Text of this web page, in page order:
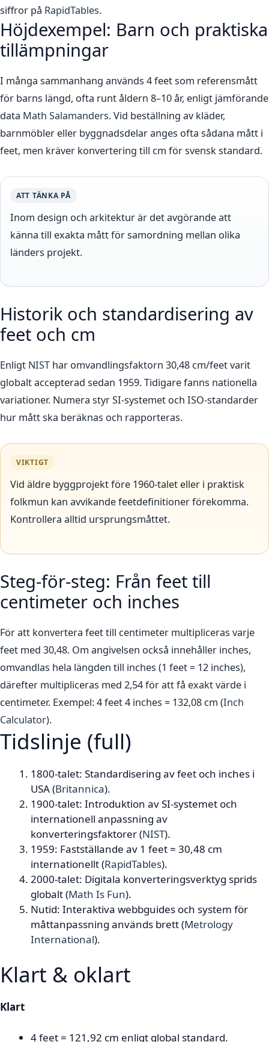
siffror på RapidTables.
Höjdexempel: Barn och praktiska
tillämpningar
I många sammanhang används 4 feet som referensmått
för barns längd, ofta runt åldern 8–10 år, enligt jämförande
data Math Salamanders. Vid beställning av kläder,
barnmöbler eller byggnadsdelar anges ofta sådana mått i
feet, men kräver konvertering till cm för svensk standard.
ATT TÄNKA PÅ
Inom design och arkitektur är det avgörande att
känna till exakta mått för samordning mellan olika
länders projekt.
Historik och standardisering av
feet och cm
Enligt NIST har omvandlingsfaktorn 30,48 cm/feet varit
globalt accepterad sedan 1959. Tidigare fanns nationella
variationer. Numera styr SI-systemet och ISO-standarder
hur mått ska beräknas och rapporteras.
VIKTIGT
Vid äldre byggprojekt före 1960-talet eller i praktisk
folkmun kan avvikande feetdefinitioner förekomma.
Kontrollera alltid ursprungsmåttet.
Steg-för-steg: Från feet till
centimeter och inches
För att konvertera feet till centimeter multipliceras varje
feet med 30,48. Om angivelsen också innehåller inches,
omvandlas hela längden till inches (1 feet = 12 inches),
därefter multipliceras med 2,54 för att få exakt värde i
centimeter. Exempel: 4 feet 4 inches = 132,08 cm (Inch
Calculator).
Tidslinje (full)
1800-talet: Standardisering av feet och inches i
USA (Britannica).
1900-talet: Introduktion av SI-systemet och
internationell anpassning av
konverteringsfaktorer (NIST).
1959: Fastställande av 1 feet = 30,48 cm
internationellt (RapidTables).
2000-talet: Digitala konverteringsverktyg sprids
globalt (Math Is Fun).
Nutid: Interaktiva webbguides och system för
måttanpassning används brett (Metrology
International).
Klart & oklart
Klart
4 feet = 121,92 cm enligt global standard.